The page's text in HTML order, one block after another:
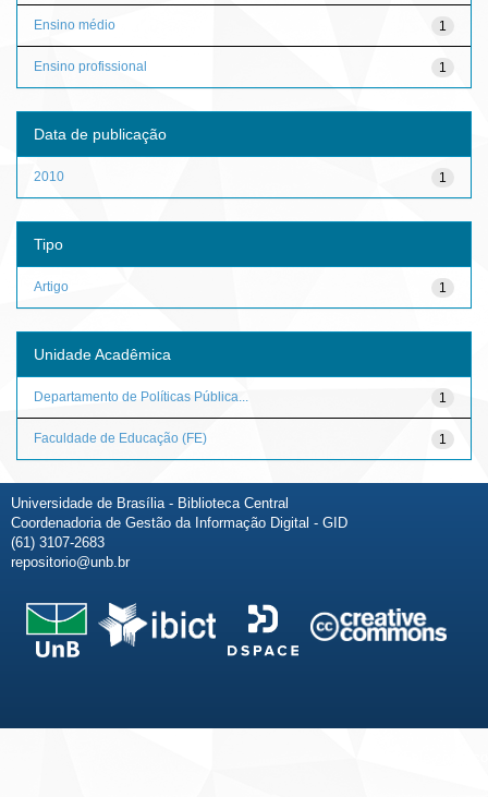
1
Ensino médio
1
Ensino profissional
Data de publicação
1
2010
Tipo
1
Artigo
Unidade Acadêmica
1
Departamento de Políticas Pública...
1
Faculdade de Educação (FE)
Universidade de Brasília - Biblioteca Central
Coordenadoria de Gestão da Informação Digital - GID
(61) 3107-2683
repositorio@unb.br